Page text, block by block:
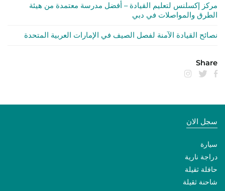
مركز إكسلنس لتعليم القيادة – أفضل مدرسة معتمدة من هيئة
الطرق والمواصلات في دبي
نصائح القيادة الآمنة لفصل الصيف في الإمارات العربية المتحدة
Share
سجل الان
سيارة
دراجة نارية
حافلة ثقيلة
شاحنة ثقيلة